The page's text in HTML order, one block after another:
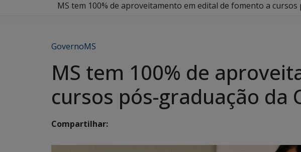
MS tem 100% de aproveitamento em edital de fomento a cursos
GovernoMS
MS tem 100% de
cursos pós-graduação da
Compartilhar: